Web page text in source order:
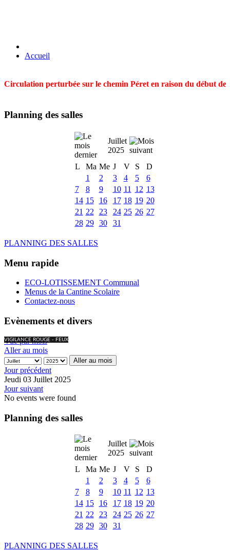
Accueil
Circulation perturbée sur le chemin Péret en raison du début
Planning des salles
Juillet
2025
L
Ma Me J V S
D
1
2 3 4 5
6
7
8 9 10 11 12 13
14 15 16 17 18 19 20
21 22 23 24 25 26 27
28 29 30 31
PLANNING DES SALLES
Menu rapide
ECO-LOTISSEMENT Communal
Menus de la Cantine Scolaire
Contactez-nous
Evènements et divers
VIGILANCE ROUGE - FEUX
Vue par mois
Aller au mois
Aller au mois
Jour précédent
Jeudi 03 Juillet 2025
Jour suivant
No events were found
Planning des salles
Juillet
2025
L
Ma Me J V S
D
1
2 3 4 5
6
7
8 9 10 11 12 13
14 15 16 17 18 19 20
21 22 23 24 25 26 27
28 29 30 31
PLANNING DES SALLES